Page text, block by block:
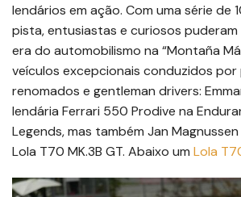
lendários em ação. Com uma série de
pista, entusiastas e curiosos puderam
era do automobilismo na “Montaña
veículos excepcionais conduzidos por
renomados e gentleman drivers:
lendária Ferrari 550 Prodive na
Legends, mas também Jan
Lola T70 MK.3B GT. Abaixo um Lola